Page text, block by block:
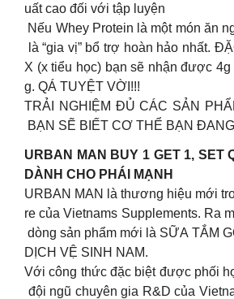
uất cao đối với tập luyện
Nếu Whey Protein là một món ăn
là “gia vị” bổ trợ hoàn hảo nhất.
X (x tiểu học) bạn sẽ nhận được 4g
g. QÁ TUYỆT VỜI!!!
TRẢI NGHIỆM ĐỦ CÁC SẢN
BẠN SẼ BIẾT CƠ THỂ BẠN
URBAN MAN BUY 1 GET 1, SET
DÀNH CHO PHÁI MẠNH
URBAN MAN là thương hiệu mới
re của Vietnams Supplements. Ra
dòng sản phẩm mới là SỮA TẮM
DỊCH VỆ SINH NAM.
Với công thức đặc biệt được phối
đội ngũ chuyên gia R&D của